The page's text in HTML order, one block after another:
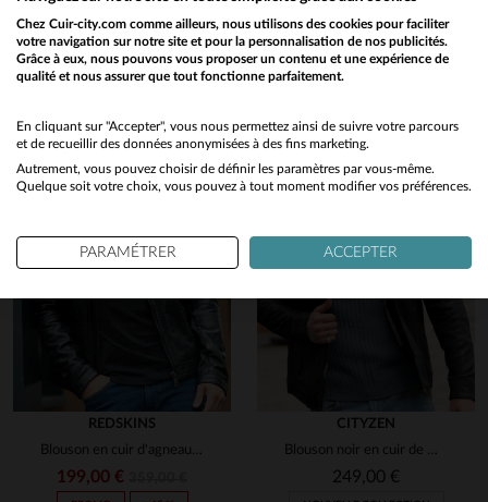
Découvrez ces produits similaires sélectionnés pour vous
REDSKINS
Blouson en cuir d'agneau noir, sobre et intemporel, signé Redskins.
199,00 €
CITYZEN
Blouson noir en cuir de mouton, coupe slim, élégance urbaine et sobre.
249,00 €
Would you like to be redirected to our English site?
No
Yes
Chez Cuir-city.com comme ailleurs, nous utilisons des cookies pour faciliter
votre navigation sur notre site et pour la personnalisation de nos publicités.
Grâce à eux, nous pouvons vous proposer un contenu et une expérience de
qualité et nous assurer que tout fonctionne parfaitement.
En cliquant sur "Accepter", vous nous permettez ainsi de suivre votre parcours
et de recueillir des données anonymisées à des fins marketing.
Autrement, vous pouvez choisir de définir les paramètres par vous-même.
Quelque soit votre choix, vous pouvez à tout moment modifier vos préférences.
PARAMÉTRER ACCEPTER